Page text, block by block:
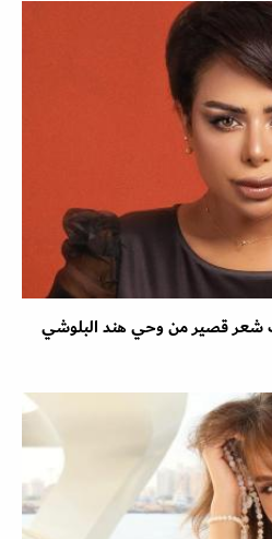
شعر قصير من وحي هند البلوشي